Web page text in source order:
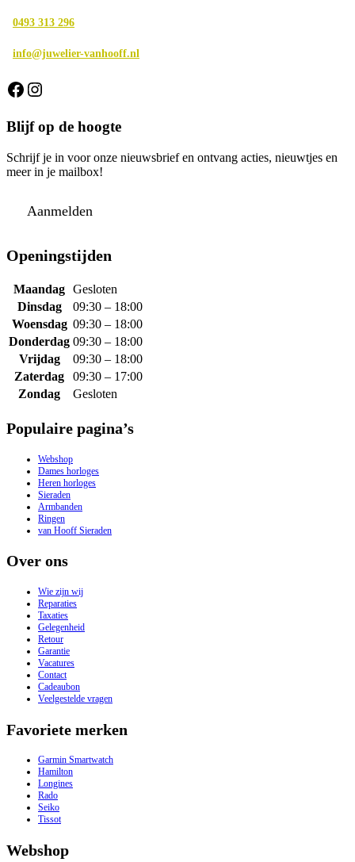
0493 313 296
info@juwelier-vanhooff.nl
Facebook
Instagram
Blijf op de hoogte
Schrijf je in voor onze nieuwsbrief en ontvang acties, nieuwtjes en
meer in je mailbox!
Aanmelden
Openingstijden
Maandag Gesloten
Dinsdag
09:30 – 18:00
Woensdag 09:30 – 18:00
Donderdag 09:30 – 18:00
Vrijdag
09:30 – 18:00
Zaterdag
09:30 – 17:00
Zondag
Gesloten
Populaire pagina’s
Webshop
Dames horloges
Heren horloges
Sieraden
Armbanden
Ringen
van Hooff Sieraden
Over ons
Wie zijn wij
Reparaties
Taxaties
Gelegenheid
Retour
Garantie
Vacatures
Contact
Cadeaubon
Veelgestelde vragen
Favoriete merken
Garmin Smartwatch
Hamilton
Longines
Rado
Seiko
Tissot
Webshop